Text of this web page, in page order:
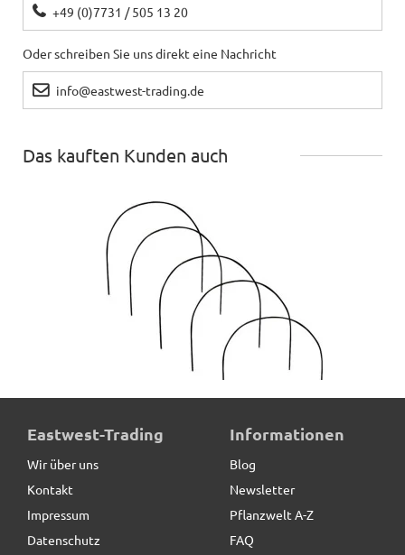
+49 (0)7731 / 505 13 20
Oder schreiben Sie uns direkt eine Nachricht
info@eastwest-trading.de
Das kauften Kunden auch
Rankhilfe MALAGA aus Cortenstahl, braun, 5er-Set
9,90 € *statt
Eastwest-Trading
Wir über uns
Kontakt
Impressum
Datenschutz
Informationen
Blog
Newsletter
Pflanzwelt A-Z
FAQ